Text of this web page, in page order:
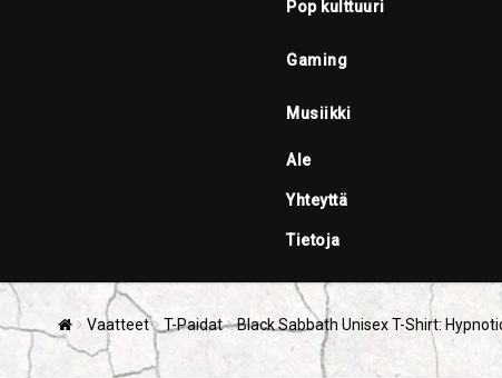
Pop kulttuuri
Gaming
Musiikki
Ale
Yhteyttä
Tietoja
Vaatteet T-Paidat Black Sabbath Unisex T-Shirt: